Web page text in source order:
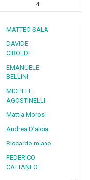
4
MATTEO SALA
DAVIDE
CIBOLDI
EMANUELE
BELLINI
MICHELE
AGOSTINELLI
Mattia Morosi
Andrea D’aloia
Riccardo miano
FEDERICO
CATTANEO